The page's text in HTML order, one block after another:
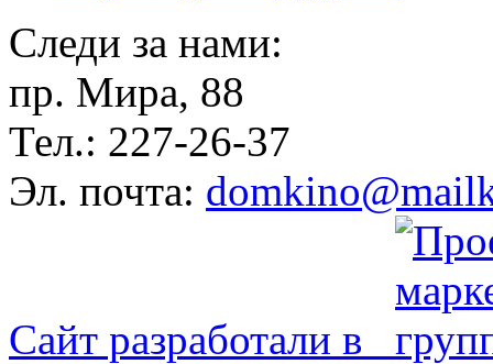
Следи за нами:
пр. Мира, 88
Тел.: 227-26-37
Эл. почта:
Сайт разработали в